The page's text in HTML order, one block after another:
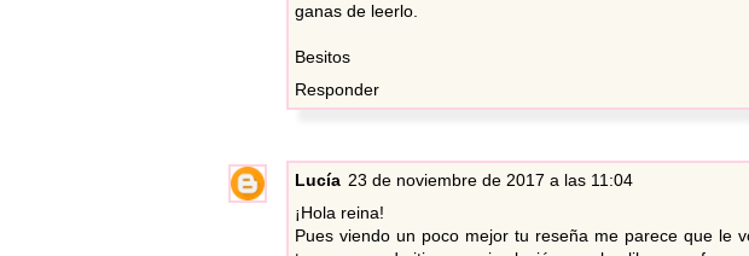
ganas de leerlo.
Besitos
Responder
Lucía 23 de noviembre de 2017 a las 11:04
¡Hola reina!
Pues viendo un poco mejor tu reseña me parece que le